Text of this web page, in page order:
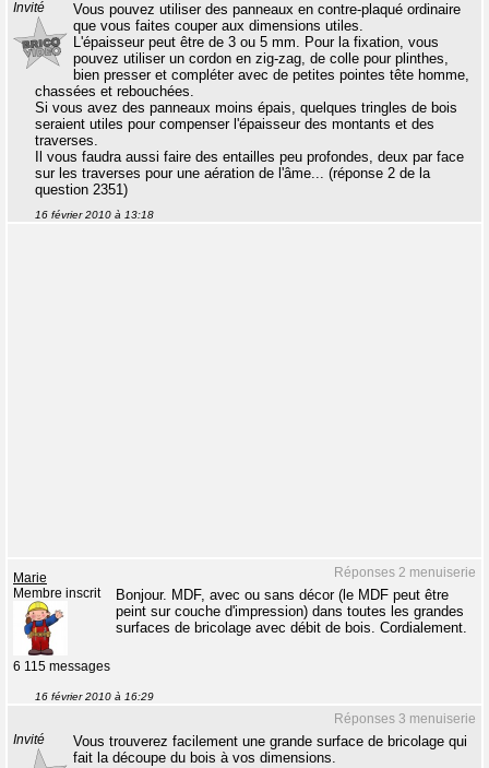
Invité
Vous pouvez utiliser des panneaux en contre-plaqué ordinaire
que vous faites couper aux dimensions utiles.
L'épaisseur peut être de 3 ou 5 mm. Pour la fixation, vous
pouvez utiliser un cordon en zig-zag, de colle pour plinthes,
bien presser et compléter avec de petites pointes tête homme,
chassées et rebouchées.
Si vous avez des panneaux moins épais, quelques tringles de bois
seraient utiles pour compenser l'épaisseur des montants et des
traverses.
Il vous faudra aussi faire des entailles peu profondes, deux par face
sur les traverses pour une aération de l'âme... (réponse 2 de la
question 2351)
16 février 2010 à 13:18
Réponses 2 menuiserie
Marie
Membre inscrit
6 115 messages
Bonjour. MDF, avec ou sans décor (le MDF peut être
peint sur couche d'impression) dans toutes les grandes
surfaces de bricolage avec débit de bois. Cordialement.
16 février 2010 à 16:29
Réponses 3 menuiserie
Invité
Vous trouverez facilement une grande surface de bricolage qui
fait la découpe du bois à vos dimensions.